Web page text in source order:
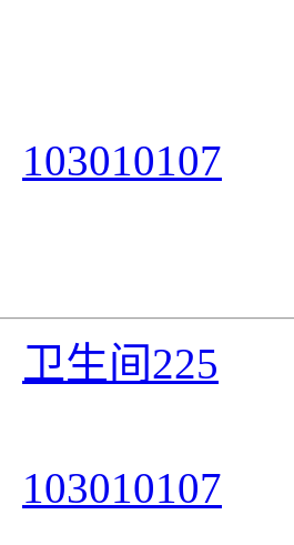
103010107
卫生间225
103010107